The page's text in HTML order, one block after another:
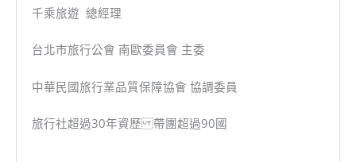
千乘旅遊 總經理
台北市旅行公會 南歐委員會 主委
中華民國旅行業品質保障協會 協調委員
旅行社超過30年資歷 帶團超過90國